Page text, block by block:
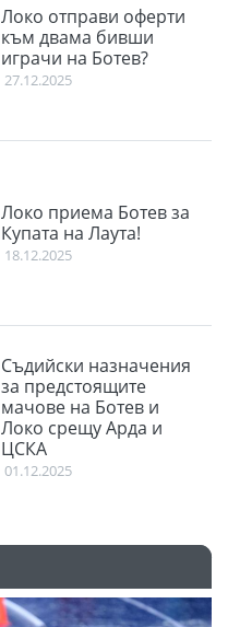
Локо отправи оферти
към двама бивши
играчи на Ботев?
27.12.2025
Локо приема Ботев за
Купата на Лаута!
18.12.2025
Съдийски назначения
за предстоящите
мачове на Ботев и
Локо срещу Арда и
ЦСКА
01.12.2025